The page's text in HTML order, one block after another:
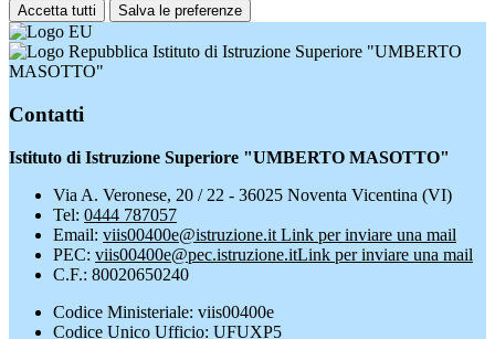
Accetta tutti Salva le preferenze
Istituto di Istruzione Superiore "UMBERTO
MASOTTO"
Contatti
Istituto di Istruzione Superiore "UMBERTO MASOTTO"
Via A. Veronese, 20 / 22 - 36025 Noventa Vicentina (VI)
Tel: 0444 787057
Email: viis00400e@istruzione.it Link per inviare una mail
PEC: viis00400e@pec.istruzione.itLink per inviare una mail
C.F.: 80020650240
Codice Ministeriale: viis00400e
Codice Unico Ufficio: UFUXP5